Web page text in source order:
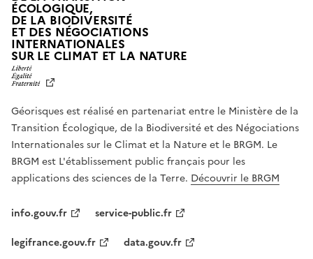
ÉCOLOGIQUE,
DE LA BIODIVERSITÉ
ET DES NÉGOCIATIONS
INTERNATIONALES
SUR LE CLIMAT ET LA NATUREL
T
É
,
É
G
A
L
F
Géorisques est réalisé en partenariat entre le Ministère de la
Transition Écologique, de la Biodiversité et des Négociations
Internationales sur le Climat et la Nature et le BRGM. Le
BRGM est L'établissement public français pour les
applications des sciences de la Terre. Découvrir le BRGM
info.gouv.fr
service-public.fr
legifrance.gouv.fr
data.gouv.fr